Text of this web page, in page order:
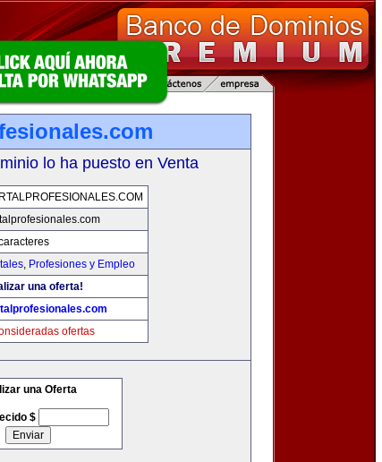
lo ha puesto en Venta
, Profesiones y Empleo
una oferta!
ofertas
una Oferta
$